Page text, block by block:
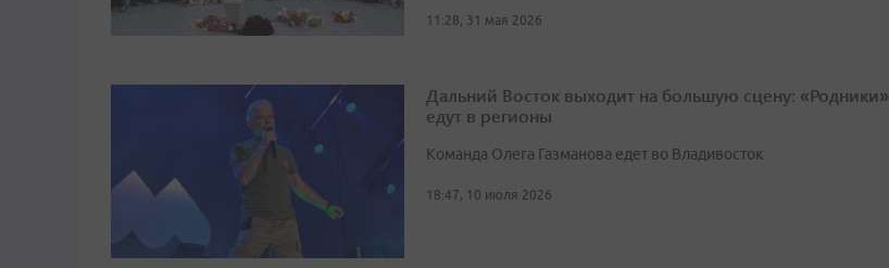
11:28, 31 мая 2026
Дальний Восток выходит на большую сцену: «Родники»
едут в регионы
Команда Олега Газманова едет во Владивосток
18:47, 10 июля 2026